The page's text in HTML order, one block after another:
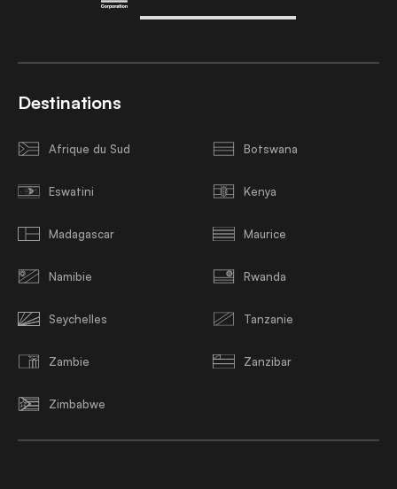
Destinations
Afrique du Sud Botswana
Eswatini Kenya
Madagascar Maurice
Namibie Rwanda
Seychelles Tanzanie
Zambie Zanzibar
Zimbabwe